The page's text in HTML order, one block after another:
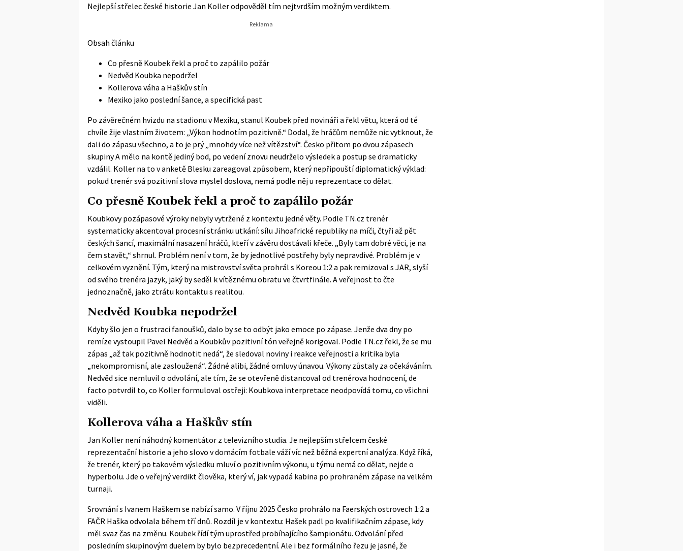
Nejlepší střelec české historie Jan Koller odpověděl tím nejtvrdším možným verdiktem.
Obsah článku
Co přesně Koubek řekl a proč to zapálilo požár
Nedvěd Koubka nepodržel
Kollerova váha a Haškův stín
Mexiko jako poslední šance, a specifická past
Po závěrečném hvizdu na stadionu v Mexiku, stanul Koubek před novináři a řekl větu, která od té
chvíle žije vlastním životem: „Výkon hodnotím pozitivně.“ Dodal, že hráčům nemůže nic vytknout, že
dali do zápasu všechno, a to je prý „mnohdy více než vítězství“. Česko přitom po dvou zápasech
skupiny A mělo na kontě jediný bod, po vedení znovu neudrželo výsledek a postup se dramaticky
vzdálil. Koller na to v anketě Blesku zareagoval způsobem, který nepřipouští diplomatický výklad:
pokud trenér svá pozitivní slova myslel doslova, nemá podle něj u reprezentace co dělat.
Co přesně Koubek řekl a proč to zapálilo požár
Koubkovy pozápasové výroky nebyly vytržené z kontextu jedné věty. Podle TN.cz trenér
systematicky akcentoval procesní stránku utkání: sílu Jihoafrické republiky na míči, čtyři až pět
českých šancí, maximální nasazení hráčů, kteří v závěru dostávali křeče. „Byly tam dobré věci, je na
čem stavět,“ shrnul. Problém není v tom, že by jednotlivé postřehy byly nepravdivé. Problém je v
celkovém vyznění. Tým, který na mistrovství světa prohrál s Koreou 1:2 a pak remizoval s JAR, slyší
od svého trenéra jazyk, jaký by seděl k vítěznému obratu ve čtvrtfinále. A veřejnost to čte
jednoznačně, jako ztrátu kontaktu s realitou.
Nedvěd Koubka nepodržel
Kdyby šlo jen o frustraci fanoušků, dalo by se to odbýt jako emoce po zápase. Jenže dva dny po
remíze vystoupil Pavel Nedvěd a Koubkův pozitivní tón veřejně korigoval. Podle TN.cz řekl, že se mu
zápas „až tak pozitivně hodnotit nedá“, že sledoval noviny i reakce veřejnosti a kritika byla
„nekompromisní, ale zasloužená“. Žádné alibi, žádné omluvy únavou. Výkony zůstaly za očekáváním.
Nedvěd sice nemluvil o odvolání, ale tím, že se otevřeně distancoval od trenérova hodnocení, de
facto potvrdil to, co Koller formuloval ostřeji: Koubkova interpretace neodpovídá tomu, co všichni
viděli.
Kollerova váha a Haškův stín
Jan Koller není náhodný komentátor z televizního studia. Je nejlepším střelcem české
reprezentační historie a jeho slovo v domácím fotbale váží víc než běžná expertní analýza. Když říká,
že trenér, který po takovém výsledku mluví o pozitivním výkonu, u týmu nemá co dělat, nejde o
hyperbolu. Jde o veřejný verdikt člověka, který ví, jak vypadá kabina po prohraném zápase na velkém
turnaji.
Srovnání s Ivanem Haškem se nabízí samo. V říjnu 2025 Česko prohrálo na Faerských ostrovech 1:2 a
FAČR Haška odvolala během tří dnů. Rozdíl je v kontextu: Hašek padl po kvalifikačním zápase, kdy
měl svaz čas na změnu. Koubek řídí tým uprostřed probíhajícího šampionátu. Odvolání před
posledním skupinovým duelem by bylo bezprecedentní. Ale i bez formálního řezu je jasné, že